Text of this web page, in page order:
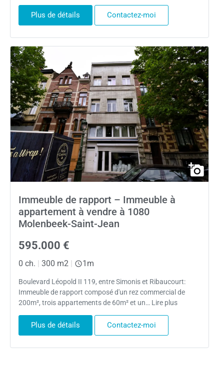
Plus de détails Contactez-moi
Immeuble de rapport – Immeuble à
appartement à vendre à 1080
Molenbeek-Saint-Jean
595.000 €
0 ch. | 300 m2 | 1m
Boulevard Léopold II 119, entre Simonis et Ribaucourt:
Immeuble de rapport composé d'un rez commercial de
200m², trois appartements de 60m² et un… Lire plus
Plus de détails Contactez-moi